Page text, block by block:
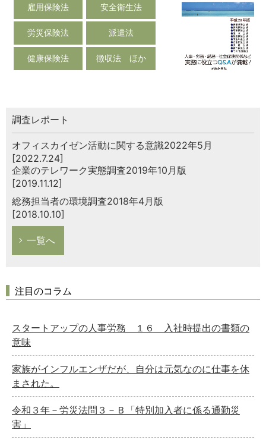
雇用保険法 安全衛生法
労災保険法 派遣法
健康保険法 徴収法 ほか
調査レポート
オフィスカイゼン活動に関する意識2022年5月
[2022.7.24]
企業のテレワーク実態調査2019年10月版
[2019.11.12]
総務担当者の環境調査2018年4月版
[2018.10.10]
一覧へ
注目のコラム
スタートアップの人事労務 １６ 入社時提出の書類の
意味
家族がインフルエンザだが、自分は元気なのに仕事を休
まされた。
令和３年－労災法問３－Ｂ「特別加入者に係る通勤災
害」